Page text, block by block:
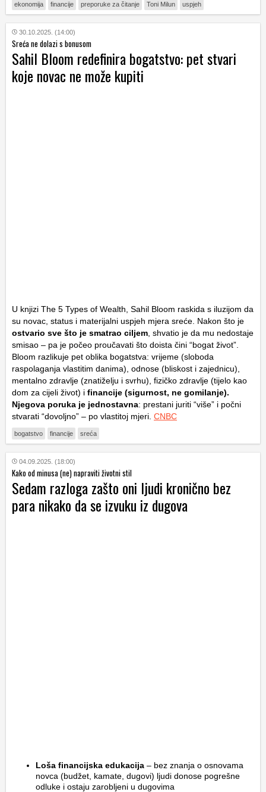
ekonomija financije preporuke za čitanje Toni Milun uspjeh
30.10.2025. (14:00)
Sreća ne dolazi s bonusom
Sahil Bloom redefinira bogatstvo: pet stvari
koje novac ne može kupiti
U knjizi The 5 Types of Wealth, Sahil Bloom raskida s iluzijom da
su novac, status i materijalni uspjeh mjera sreće. Nakon što je
ostvario sve što je smatrao ciljem , shvatio je da mu nedostaje
smisao – pa je počeo proučavati što doista čini “bogat život”.
Bloom razlikuje pet oblika bogatstva: vrijeme (sloboda
raspolaganja vlastitim danima), odnose (bliskost i zajednicu),
mentalno zdravlje (znatiželju i svrhu), fizičko zdravlje (tijelo kao
dom za cijeli život) i financije (sigurnost, ne gomilanje).
Njegova poruka je jednostavna: prestani juriti “više” i počni
stvarati “dovoljno” – po vlastitoj mjeri. CNBC
bogatstvo financije sreća
04.09.2025. (18:00)
Kako od minusa (ne) napraviti životni stil
Sedam razloga zašto oni ljudi kronično bez
para nikako da se izvuku iz dugova
Loša financijska edukacija – bez znanja o osnovama
novca (budžet, kamate, dugovi) ljudi donose pogrešne
odluke i ostaju zarobljeni u dugovima